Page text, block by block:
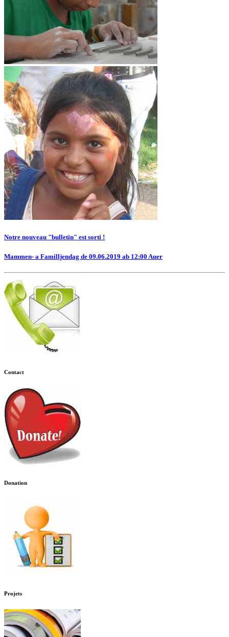
Notre nouveau "bulletin" est sorti !
Mammen- a Familljendag de 09.06.2019 ab 12:00 Auer
Contact
Donation
Projets